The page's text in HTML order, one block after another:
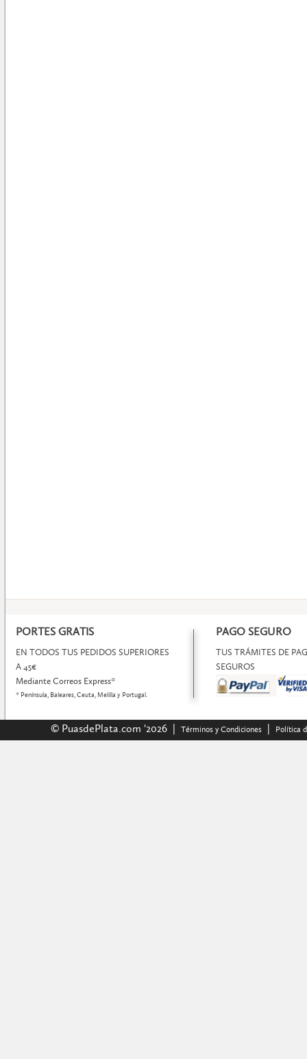
PORTES GRATIS
EN TODOS TUS PEDIDOS SUPERIORES
A 45€
Mediante Correos Express*
* Península, Baleares, Ceuta, Melilla y Portugal.
PAGO SEGURO
TUS TRÁMITES DE
SEGUROS
© PuasdePlata.com '2026 | Términos y Condiciones| Política